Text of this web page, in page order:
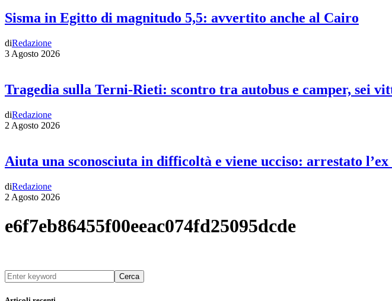
Sisma in Egitto di magnitudo 5,5: avvertito anche al Cairo
diRedazione
3 Agosto 2026
Tragedia sulla Terni-Rieti: scontro tra autobus e camper, sei
diRedazione
2 Agosto 2026
Aiuta una sconosciuta in difficoltà e viene ucciso: arrestato
diRedazione
2 Agosto 2026
e6f7eb86455f00eeac074fd25095dcde
Cerca